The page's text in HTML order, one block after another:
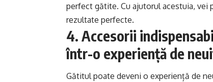
perfect gătite. Cu ajutorul acestuia, vei
rezultate perfecte.
4. Accesorii
într-o experiență de
Gătitul poate deveni o experiență de